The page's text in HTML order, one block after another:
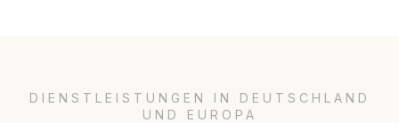
DIENSTLEISTUNGEN IN DEUTSCHLAND
UND EUROPA